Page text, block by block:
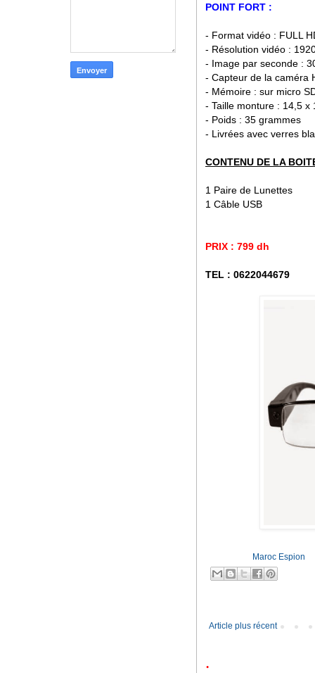
POINT FORT :
- Format vidéo : FULL
- Résolution vidéo :
- Image par seconde :
- Capteur de la caméra
- Mémoire : sur micro
- Taille monture : 14,5 x
- Poids : 35 grammes
- Livrées avec verres
CONTENU DE LA
1 Paire de Lunettes
1 Câble USB
PRIX : 799 dh
TEL : 0622044679
Maroc Espion
Article plus récent
.